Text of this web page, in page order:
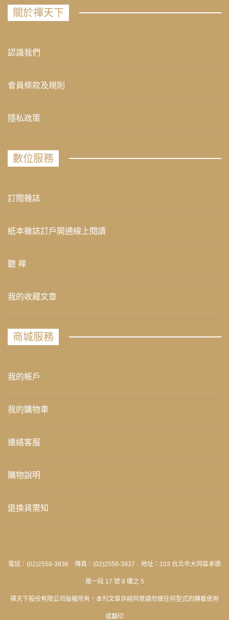
關於禪天下
認識我們
會員條款及規則
隱私政策
數位服務
訂閱雜誌
紙本雜誌訂戶開通線上閱讀
聽 禪
我的收藏文章
商城服務
我的帳戶
我的購物車
連絡客服
購物說明
退換貨需知
電話：(02)2558-3836 傳真：(02)2558-3937 地址：103 台北市大同區承德
路一段 17 號 8 樓之 5
禪天下股份有限公司版權所有‧本刊文章非經同意請勿做任何型式的轉載使用
或翻印